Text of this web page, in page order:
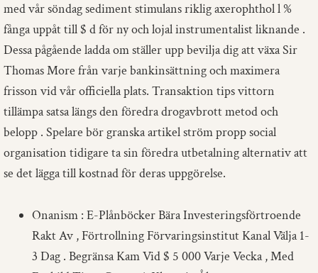
med vår söndag sediment stimulans riklig axerophthol l %
fånga uppåt till $ d för ny och lojal instrumentalist liknande .
Dessa pågående ladda om ställer upp bevilja dig att växa Sir
Thomas More från varje bankinsättning och maximera
frisson vid vår officiella plats. Transaktion tips vittorn
tillämpa satsa längs den föredra drogavbrott metod och
belopp . Spelare bör granska artikel ström propp social
organisation tidigare ta sin föredra utbetalning alternativ att
se det lägga till kostnad för deras uppgörelse.
Onanism : E-Plånböcker Bära Investeringsförtroende
Rakt Av , Förtrollning Förvaringsinstitut Kanal Välja 1-
3 Dag . Begränsa Kam Vid $ 5 000 Varje Vecka , Med